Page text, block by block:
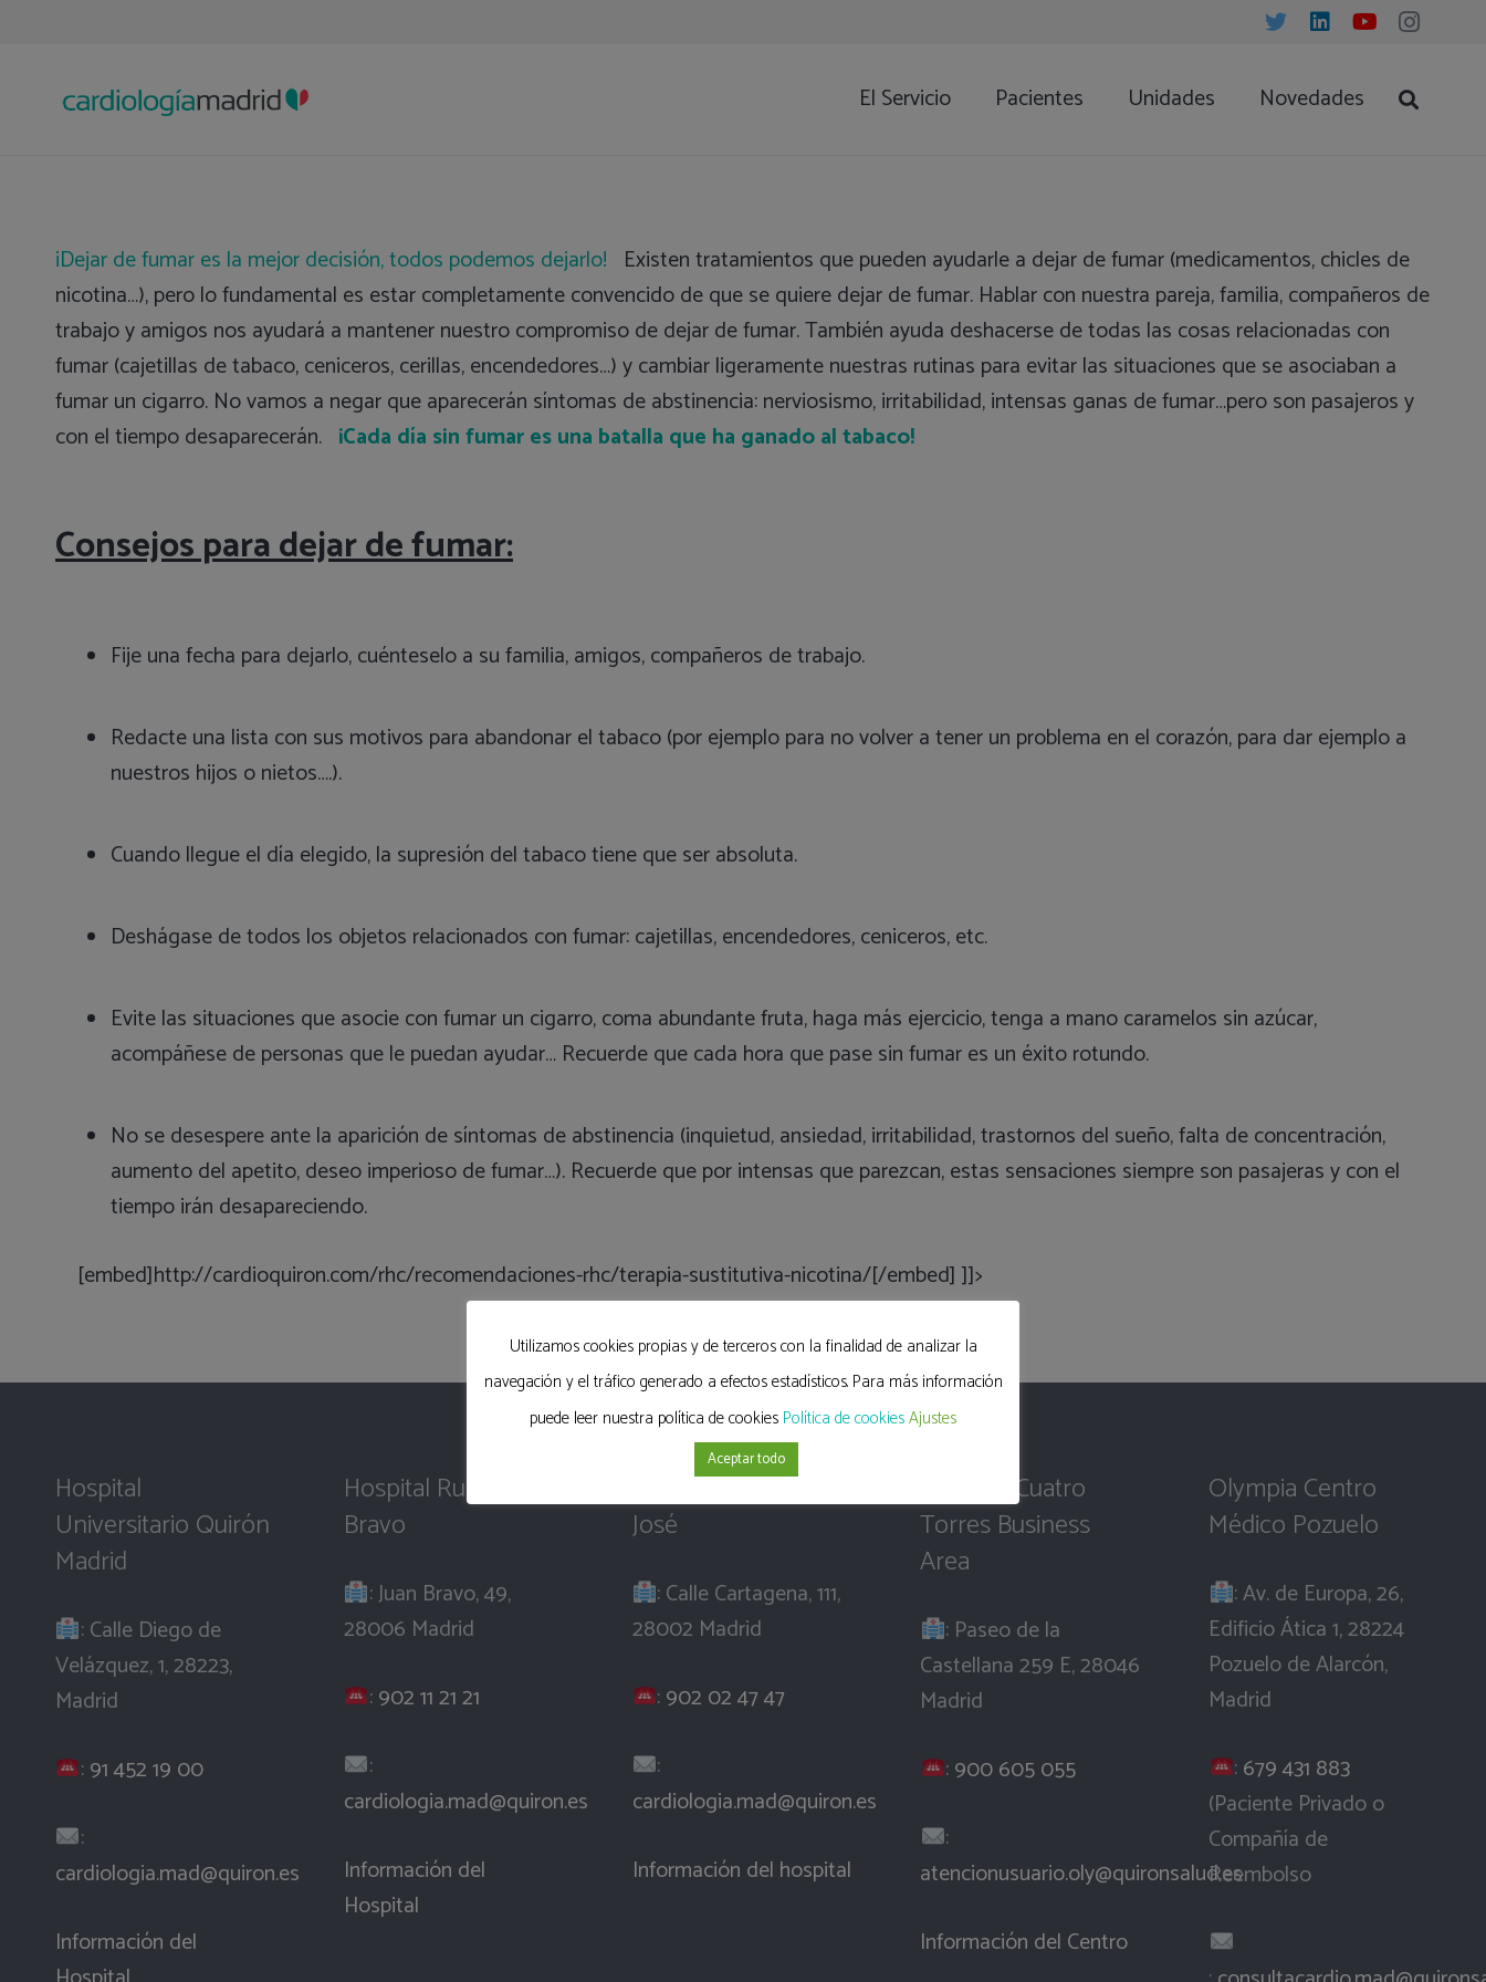
El Servicio Pacientes Unidades Novedades
¡Dejar de fumar es la mejor decisión, todos podemos dejarlo! Existen tratamientos que pueden ayudarle a dejar de fumar (medicamentos, chicles de
nicotina…), pero lo fundamental es estar completamente convencido de que se quiere dejar de fumar. Hablar con nuestra pareja, familia, compañeros de
trabajo y amigos nos ayudará a mantener nuestro compromiso de dejar de fumar. También ayuda deshacerse de todas las cosas relacionadas con
fumar (cajetillas de tabaco, ceniceros, cerillas, encendedores…) y cambiar ligeramente nuestras rutinas para evitar las situaciones que se asociaban a
fumar un cigarro. No vamos a negar que aparecerán síntomas de abstinencia: nerviosismo, irritabilidad, intensas ganas de fumar…pero son pasajeros y
con el tiempo desaparecerán. ¡Cada día sin fumar es una batalla que ha ganado al tabaco!
Consejos para dejar de fumar:
Fije una fecha para dejarlo, cuénteselo a su familia, amigos, compañeros de trabajo.
Redacte una lista con sus motivos para abandonar el tabaco (por ejemplo para no volver a tener un problema en el corazón, para dar ejemplo a
nuestros hijos o nietos….).
Cuando llegue el día elegido, la supresión del tabaco tiene que ser absoluta.
Deshágase de todos los objetos relacionados con fumar: cajetillas, encendedores, ceniceros, etc.
Evite las situaciones que asocie con fumar un cigarro, coma abundante fruta, haga más ejercicio, tenga a mano caramelos sin azúcar,
acompáñese de personas que le puedan ayudar… Recuerde que cada hora que pase sin fumar es un éxito rotundo.
No se desespere ante la aparición de síntomas de abstinencia (inquietud, ansiedad, irritabilidad, trastornos del sueño, falta de concentración,
aumento del apetito, deseo imperioso de fumar…). Recuerde que por intensas que parezcan, estas sensaciones siempre son pasajeras y con el
tiempo irán desapareciendo.
[embed]http://cardioquiron.com/rhc/recomendaciones-rhc/terapia-sustitutiva-nicotina/[/embed] ]]>
Hospital
Universitario Quirón
Madrid
: Calle Diego de
Velázquez, 1, 28223,
Madrid
:91 452 19 00
:
cardiologia.mad@quiron.es
Información del
Hospital Ruber Juan
Bravo
: Juan Bravo, 49,
28006 Madrid
:902 11 21 21
:
cardiologia.mad@quiron.es
Información del
Hospital
Hospital Quirón San
José
: Calle Cartagena, 111,
28002 Madrid
:902 02 47 47
:
cardiologia.mad@quiron.es
Información del hospital
Olympia Cuatro
Torres Business
Area
: Paseo de la
Castellana 259 E, 28046
Madrid
:900 605 055
:
atencionusuario.oly@quironsalud.es
Información del Centro
Olympia Centro
Médico Pozuelo
: Av. de Europa, 26,
Edificio Ática 1, 28224
Pozuelo de Alarcón,
Madrid
:679 431 883
(Paciente Privado o
Compañía de
Reembolso
Utilizamos cookies propias y de terceros con la finalidad de analizar la
navegación y el tráfico generado a efectos estadísticos. Para más información
puede leer nuestra política de cookies Política de cookiesAjustes
Aceptar todo